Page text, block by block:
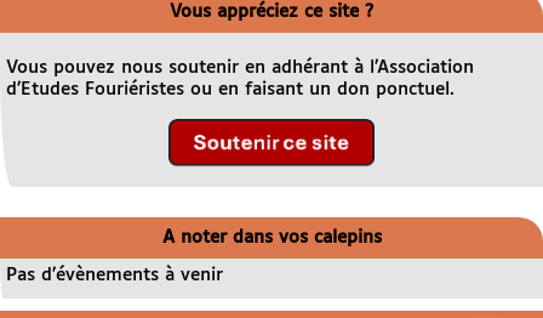
Vous appréciez ce site ?
Vous pouvez nous soutenir en adhérant à l’Association
d’Etudes Fouriéristes ou en faisant un don ponctuel.
A noter dans vos calepins
Pas d’évènements à venir